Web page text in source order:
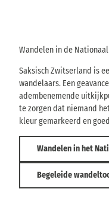
Wandelen in de
Saksisch Zwitserland is
wandelaars. Een
adembenemende
te zorgen dat niemand
kleur gemarkeerd en
Wandelen in het
Begeleide